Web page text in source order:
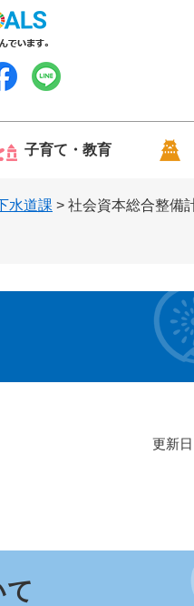
子育て・教育
水道課 > 社会資本総合整備
更新
て